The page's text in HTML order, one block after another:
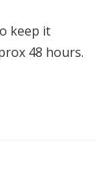
keep it
48 hours.